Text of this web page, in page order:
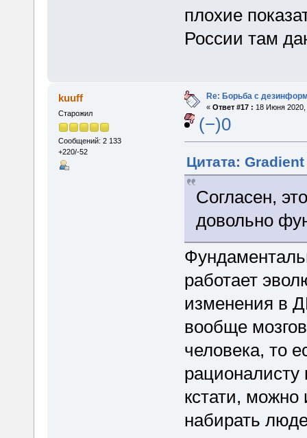
плохие
России там
kuuff
Старожил
Сообщений: 2 133
+220/-52
Re: Борьба с
« Ответ #17 : 18 Июня 2020,
(−)0
Цитата:
Согласен,
довольно
работает
изменения в
вообще
человека, то
рационалисту
кстати, можно
набирать